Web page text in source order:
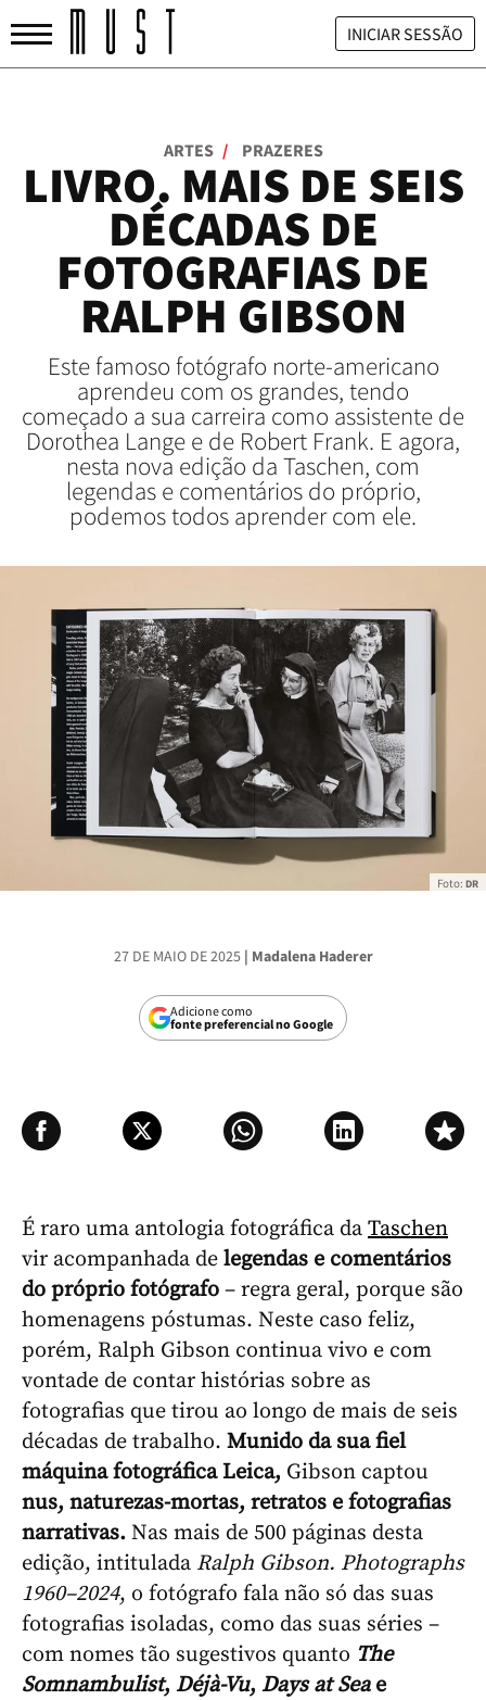
INICIAR SESSÃO
ARTES / PRAZERES
LIVRO. MAIS DE SEIS
DÉCADAS DE
FOTOGRAFIAS DE
RALPH GIBSON
Este famoso fotógrafo norte-americano
aprendeu com os grandes, tendo
começado a sua carreira como assistente de
Dorothea Lange e de Robert Frank. E agora,
nesta nova edição da Taschen, com
legendas e comentários do próprio,
podemos todos aprender com ele.
Foto: DR
27 DE MAIO DE 2025| Madalena Haderer
Adicione como
fonte preferencial no Google
É raro uma antologia fotográfica da Taschen
vir acompanhada de legendas e comentários
do próprio fotógrafo – regra geral, porque são
homenagens póstumas. Neste caso feliz,
porém, Ralph Gibson continua vivo e com
vontade de contar histórias sobre as
fotografias que tirou ao longo de mais de seis
décadas de trabalho. Munido da sua fiel
máquina fotográfica Leica, Gibson captou
nus, naturezas-mortas, retratos e fotografias
narrativas. Nas mais de 500 páginas desta
edição, intitulada Ralph Gibson. Photographs
1960–2024, o fotógrafo fala não só das suas
fotografias isoladas, como das suas séries –
com nomes tão sugestivos quanto The
Somnambulist, Déjà-Vu, Days at Seae